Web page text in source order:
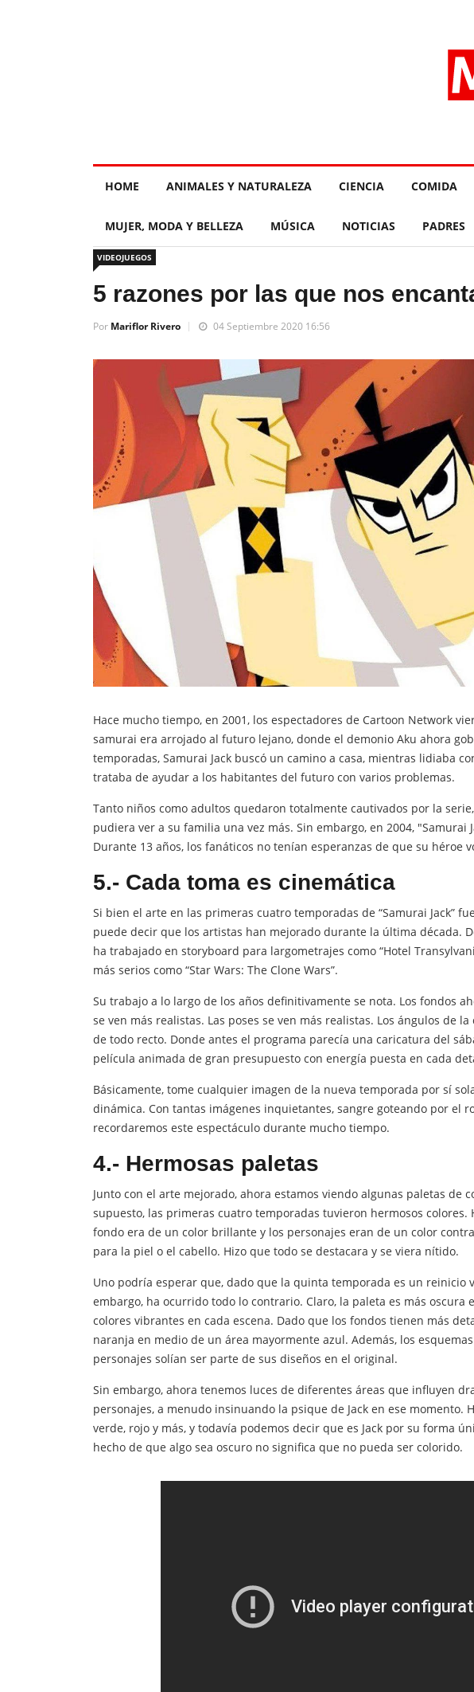
HOME ANIMALES Y NATURALEZA CIENCIA COMIDA
MUJER, MODA Y BELLEZA MÚSICA NOTICIAS PADRES
VIDEOJUEGOS
5 razones por las que nos
Por Mariflor Rivero 04 Septiembre 2020 16:56
Hace mucho tiempo, en 2001, los espectadores de Cartoon Network
samurai era arrojado al futuro lejano, donde el demonio Aku ahora
temporadas, Samurai Jack buscó un camino a casa, mientras lidiaba
trataba de ayudar a los habitantes del futuro con varios problemas.
Tanto niños como adultos quedaron totalmente cautivados por la
pudiera ver a su familia una vez más. Sin embargo, en 2004, "Samurai
Durante 13 años, los fanáticos no tenían esperanzas de que su héroe
5.- Cada toma es cinemática
Si bien el arte en las primeras cuatro temporadas de “Samurai Jack”
puede decir que los artistas han mejorado durante la última década.
ha trabajado en storyboard para largometrajes como “Hotel
más serios como “Star Wars: The Clone Wars”.
Su trabajo a lo largo de los años definitivamente se nota. Los fondos
se ven más realistas. Las poses se ven más realistas. Los ángulos de
de todo recto. Donde antes el programa parecía una caricatura del
película animada de gran presupuesto con energía puesta en cada
Básicamente, tome cualquier imagen de la nueva temporada por sí
dinámica. Con tantas imágenes inquietantes, sangre goteando por el
recordaremos este espectáculo durante mucho tiempo.
4.- Hermosas paletas
Junto con el arte mejorado, ahora estamos viendo algunas paletas de
supuesto, las primeras cuatro temporadas tuvieron hermosos colores.
fondo era de un color brillante y los personajes eran de un color
para la piel o el cabello. Hizo que todo se destacara y se viera nítido.
Uno podría esperar que, dado que la quinta temporada es un reinicio
embargo, ha ocurrido todo lo contrario. Claro, la paleta es más oscura
colores vibrantes en cada escena. Dado que los fondos tienen más
naranja en medio de un área mayormente azul. Además, los
personajes solían ser parte de sus diseños en el original.
Sin embargo, ahora tenemos luces de diferentes áreas que influyen
personajes, a menudo insinuando la psique de Jack en ese momento.
verde, rojo y más, y todavía podemos decir que es Jack por su forma
hecho de que algo sea oscuro no significa que no pueda ser colorido.